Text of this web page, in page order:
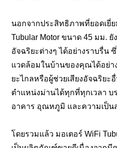
นอกจากประสิทธิภาพที่ยอดเยี่ย
Tubular Motor ขนาด 45 มม.
อัจฉริยะต่างๆ ได้อย่างราบรื่
แวดล้อมในบ้านของคุณได้อย่า
ยะไกลหรือผู้ช่วยเสียงอัจฉริย
ตำแหน่งม่านได้ทุกที่ทุกเวลา บ
อาคาร อุณหภูมิ และความเป็น
โดยรวมแล้ว มอเตอร์ WiFi